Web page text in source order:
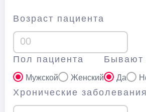
Возраст пациента
Пол пациента
Мужской Женский
Бывают
Да
Хронические заболевания